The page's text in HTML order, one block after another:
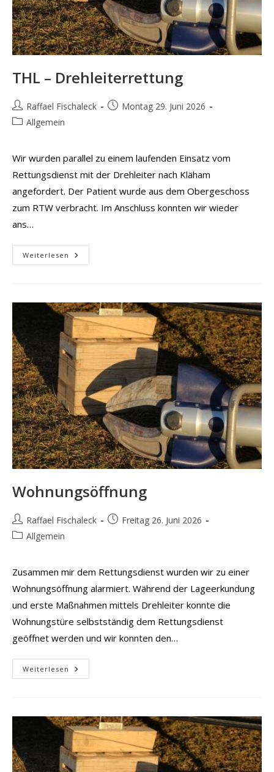
THL – Drehleiterrettung
Beitrags-
Autor:
Raffael Fischaleck
BeitragMontag 29. Juni 2026
Beitrags-
Allgemein
Wir wurden parallel zu einem laufenden Einsatz vom
Rettungsdienst mit der Drehleiter nach Kläham
angefordert. Der Patient wurde aus dem Obergeschoss
zum RTW verbracht. Im Anschluss konnten wir wieder
ans…
Weiterlesen THL
–
Wohnungsöffnung
Beitrags-
Autor:
Raffael Fischaleck
BeitragFreitag 26. Juni 2026
Beitrags-
Allgemein
Zusammen mir dem Rettungsdienst wurden wir zu einer
Wohnungsöffnung alarmiert. Während der Lageerkundung
und erste Maßnahmen mittels Drehleiter konnte die
Wohnungstüre selbstständig dem Rettungsdienst
geöffnet werden und wir konnten den…
Weiterlesen Wohnungsöffnung